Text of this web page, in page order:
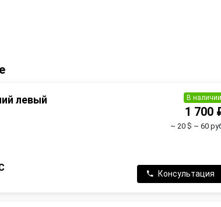
левый В наличии
1 700
~ 20 $ ~ 60
Консультация